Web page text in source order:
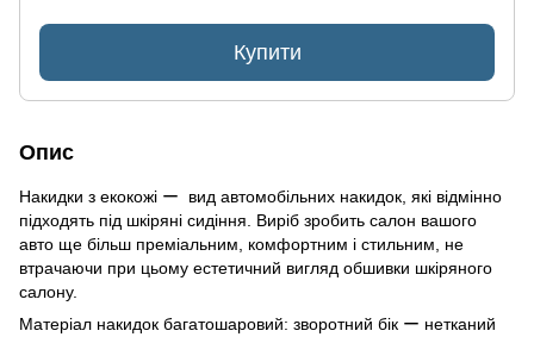
Купити
Опис
Накидки з екокожі ー вид автомобільних накидок, які відмінно
підходять під шкіряні сидіння. Виріб зробить салон вашого
авто ще більш преміальним, комфортним і стильним, не
втрачаючи при цьому естетичний вигляд обшивки шкіряного
салону.
Матеріал накидок багатошаровий: зворотний бік ー нетканий